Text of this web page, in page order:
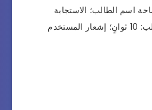
اسم الطالب؛ الاستجابة
التلقائية: موجه؛ مهلة الطلب: 10 ثوانٍ؛ إشعار المستخدم